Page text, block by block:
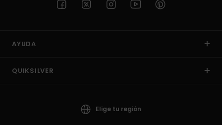
AYUDA
QUIKSILVER
Elige tu región